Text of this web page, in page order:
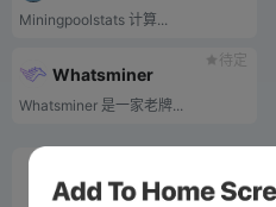
Miningpoolstats 计算...
待定
Whatsminer
Whatsminer 是一家老牌...
Bee Score